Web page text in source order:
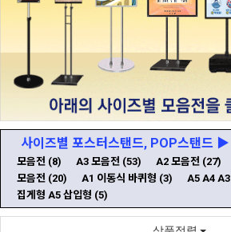
사이즈별 포스터스탠드, POP스탠드 ▶
모음전 (8) A3 모음전 (53) A2 모음전 (27)
모음전 (20) A1 이동식 바퀴형 (3) A5 A4
집게형 A5 삽입형 (5)